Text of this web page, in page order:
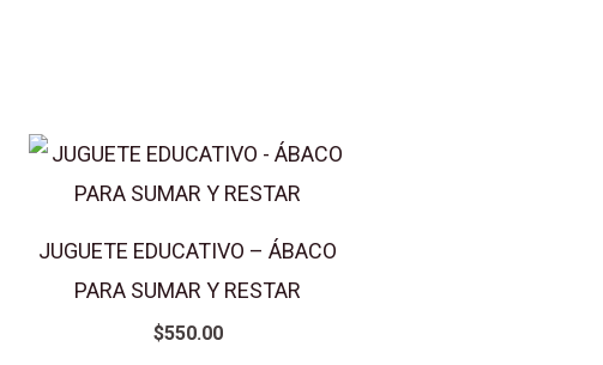
JUGUETE EDUCATIVO – ÁBACO
PARA SUMAR Y RESTAR
$550.00